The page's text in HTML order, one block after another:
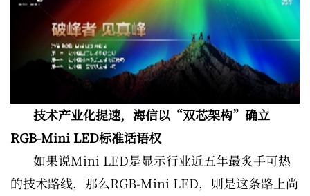
技术产业化提速，海信以“双芯架构”确立
RGB-Mini LED标准话语权
如果说Mini LED是显示行业近五年最炙手可热
的技术路线，那么RGB-Mini LED，则是这条路上尚